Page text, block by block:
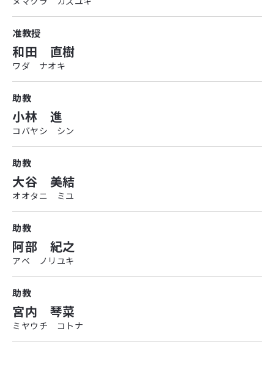
准教授
和田 直樹
ワダ ナオキ
助教
小林 進
コバヤシ シン
助教
大谷 美結
オオタニ ミユ
助教
阿部 紀之
アベ ノリユキ
助教
宮内 琴菜
ミヤウチ コトナ